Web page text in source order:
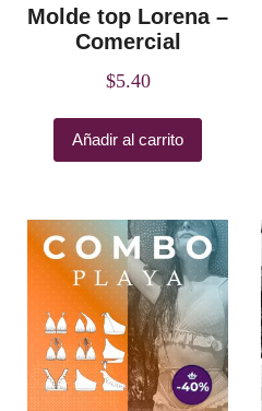
Molde top Lorena –
Comercial
$5.40
Añadir al carrito